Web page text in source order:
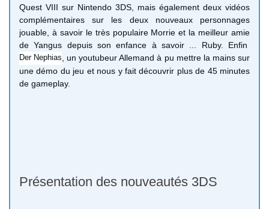
Quest VIII sur Nintendo 3DS, mais également deux vidéos
complémentaires sur les deux nouveaux personnages
jouable, à savoir le très populaire Morrie et la meilleur amie
de Yangus depuis son enfance à savoir ... Ruby. Enfin
Der Nephias , un youtubeur Allemand à pu mettre la mains sur
une démo du jeu et nous y fait découvrir plus de 45 minutes
de gameplay.
Présentation des nouveautés 3DS